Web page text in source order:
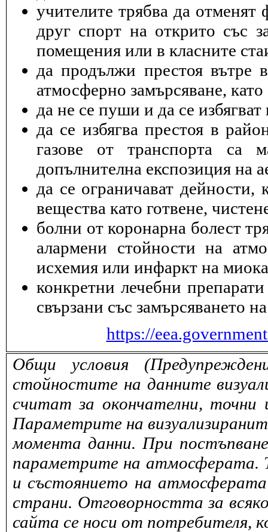
учителите трябва да отменят
друг спорт на открито със
помещения или в класните
да продължи престоя вътре
атмосферно замърсяване,
да не се пуши и да се
да се избягва престоя в
газове от транспорта са
допълнителна експозиция на
да се ограничават
вещества като готвене,
болни от коронарна болест
алармени стойности на
исхемия или инфаркт на
конкретни лечебни
свързани със замърсяването
https://
Общи условия
стойностите на данните
считат за окончателни,
Параметрите на
момента данни. При
параметрите на атмосферата.
и състоянието на
страни. Отговорността за
сайта се носи от потребителя,